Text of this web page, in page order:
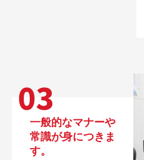
03
一般的なマナーや
常識が身につきま
す。